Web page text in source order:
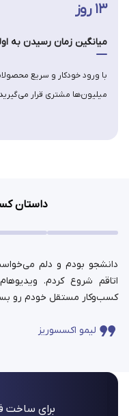
۱۳ روز
میانگین زمان رسیدن به
با ورود خودکار و سریع
میلیون‌ها مشتری قرار
داستان
دانشجو بودم و دلم
اتاقم شروع کردم.
کسب‌وکار مستقل خودم رو
لیمو اکسسوریز
برای ساخت